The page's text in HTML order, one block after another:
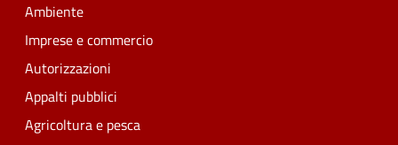
Ambiente
Imprese e commercio
Autorizzazioni
Appalti pubblici
Agricoltura e pesca